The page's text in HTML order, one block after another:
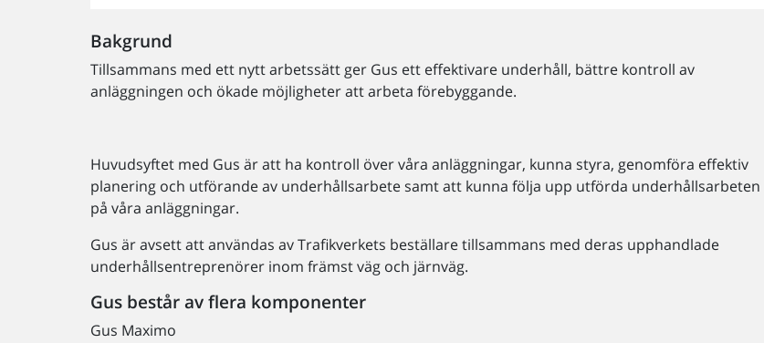
Bakgrund
Tillsammans med ett nytt arbetssätt ger Gus ett effektivare underhåll, bättre kontroll av
anläggningen och ökade möjligheter att arbeta förebyggande.
Huvudsyftet med Gus är att ha kontroll över våra anläggningar, kunna styra, genomföra effektiv
planering och utförande av underhållsarbete samt att kunna följa upp utförda underhållsarbeten
på våra anläggningar.
Gus är avsett att användas av Trafikverkets beställare tillsammans med deras upphandlade
underhållsentreprenörer inom främst väg och järnväg.
Gus består av flera komponenter
Gus Maximo